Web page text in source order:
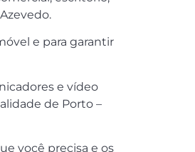
e para garantir
e vídeo
de Porto –
você precisa e os